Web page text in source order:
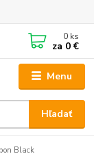
Menu
Hľadať
0 ks
za 0 €
Black